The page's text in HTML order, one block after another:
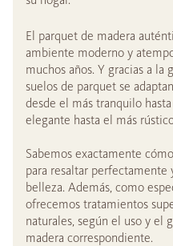
El parquet de madera
ambiente moderno y
muchos años. Y gracias a la
suelos de parquet se
desde el más tranquilo
elegante hasta el más
Sabemos exactamente
para resaltar
belleza. Además, como
ofrecemos tratamientos
naturales, según el uso y el
madera correspondiente.